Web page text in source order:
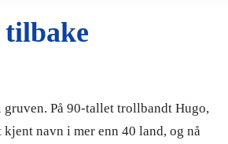
tilbake
På 90-tallet trollbandt Hugo,
navn i mer enn 40 land, og nå